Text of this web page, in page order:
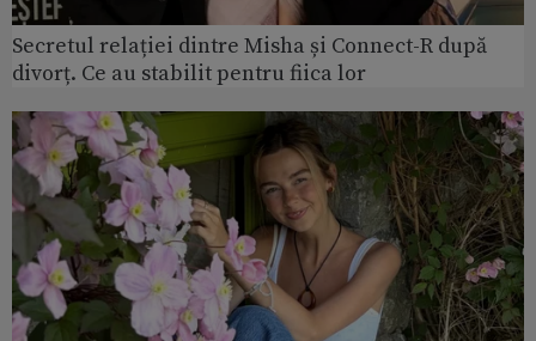
Secretul relației dintre Misha și Connect-R după
divorț. Ce au stabilit pentru fiica lor